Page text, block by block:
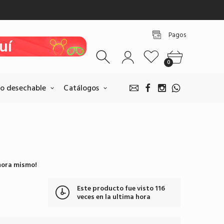
Pagos
Pagar por BANCOLOMBIA
0
desechable Catálogos
Este producto fue visto116
veces en la ultima hora
mismo!